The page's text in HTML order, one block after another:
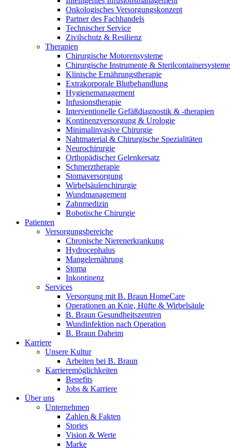
Produktkatalog
Finden Sie das Produkt, das Sie suchen. Besuchen Sie den
B. Braun HomeCare
Wir koordinieren Ihre medizinische Versorgung, wenn Sie aus
Finden Sie Ihren Job
Entdecken Sie Ihre Karrierechancen bei B. Braun.
Innovation Hub
Lassen Sie uns Innovationen in der Medizintechnologie
Onkologisches Versorgungskonzept
Partner des Fachhandels
Technischer Service
Zivilschutz & Resilienz
Therapien
Chirurgische Motorensysteme
Chirurgische Instrumente & Sterilcontainersysteme
Klinische Ernährungstherapie
Extrakorporale Blutbehandlung
Hygienemanagement
Infusionstherapie
Interventionelle Gefäßdiagnostik & -therapien
Kontinenzversorgung & Urologie
Minimalinvasive Chirurgie
Nahtmaterial & Chirurgische Spezialitäten
Neurochirurgie
Orthopädischer Gelenkersatz
Schmerztherapie
Stomaversorgung
Wirbelsäulenchirurgie
Wundmanagement
Zahnmedizin
Robotische Chirurgie
Patienten
Versorgungsbereiche
Chronische Nierenerkrankung
Hydrocephalus
Mangelernährung
Stoma
Inkontinenz
Services
Versorgung mit B. Braun HomeCare
Operationen an Knie, Hüfte & Wirbelsäule
B. Braun Gesundheitszentren
Wundinfektion nach Operation
B. Braun Daheim
Karriere
Unsere Kultur
Arbeiten bei B. Braun
Karrieremöglichkeiten
Benefits
Jobs & Karriere
Über uns
Unternehmen
Zahlen & Fakten
Stories
Vision & Werte
Marke